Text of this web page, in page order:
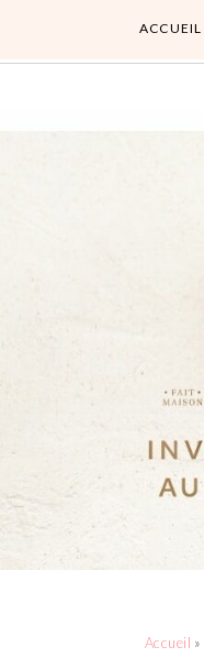
ACCUEIL
Accueil »